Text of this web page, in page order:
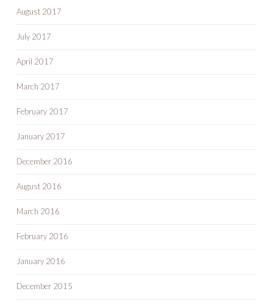
August 2017
July 2017
April 2017
March 2017
February 2017
January 2017
December 2016
August 2016
March 2016
February 2016
January 2016
December 2015